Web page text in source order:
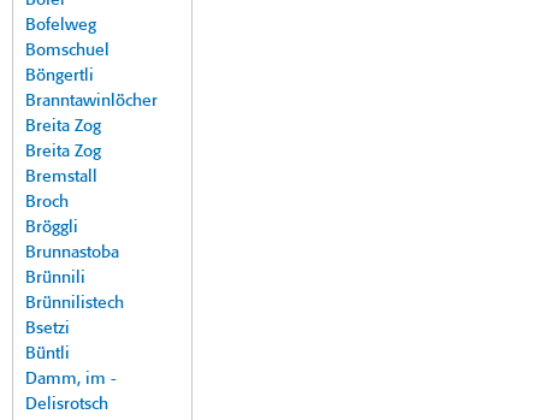
Bofelweg
Bomschuel
Böngertli
Branntawinlöcher
Breita Zog
Breita Zog
Bremstall
Broch
Bröggli
Brunnastoba
Brünnili
Brünnilistech
Bsetzi
Büntli
Damm, im -
Delisrotsch